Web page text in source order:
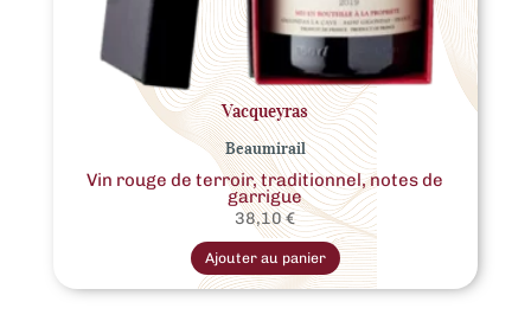
Vacqueyras
Beaumirail
Vin rouge de terroir, traditionnel, notes de
garrigue
38,10€
Ajouter au panier